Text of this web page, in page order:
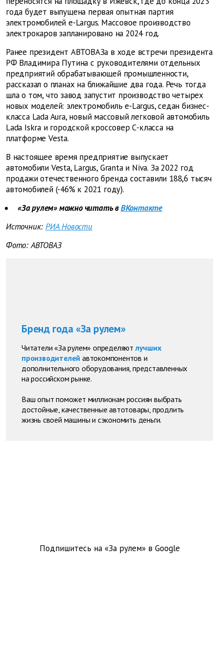
года будет выпущена первая опытная партия
электромобилей e-Largus. Массовое производство
электрокаров запланировано на 2024 год.
Ранее президент АВТОВАЗа в ходе встречи президента
РФ Владимира Путина с руководителями отдельных
предприятий обрабатывающей промышленности,
рассказал о планах на ближайшие два года. Речь тогда
шла о том, что завод запустит производство четырех
новых моделей: электромобиль e-Largus, седан бизнес-
класса Lada Aura, новый массовый легковой автомобиль
Lada Iskra и городской кроссовер С-класса на
платформе Vesta.
В настоящее время предприятие выпускает
автомобили Vesta, Largus, Granta и Niva. За 2022 год
продажи отечественного бренда составили 188,6 тысяч
автомобилей (-46% к 2021 году).
«За рулем» можно читать вВКонтакте
Источник: РИА Новости
Фото: АВТОВАЗ
Бренд года «За рулем»
Читатели «За рулем» определяют лучших
производителей автокомпонентов и
дополнительного оборудования, представленных
на российском рынке.
Ваш опыт поможет миллионам россиян выбрать
достойные, качественные автотовары, продлить
жизнь своей машины и сэкономить деньги.
Подпишитесь на «За рулем» в Google